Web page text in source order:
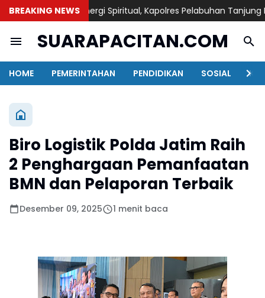
BREAKING NEWSSinergi Spiritual, Kapolres Pelabuhan Tanjung
SUARAPACITAN.COM
HOME PEMERINTAHAN PENDIDIKAN SOSIAL
Biro Logistik Polda Jatim Raih
2 Penghargaan Pemanfaatan
BMN dan Pelaporan Terbaik
Desember 09, 2025 1 menit baca